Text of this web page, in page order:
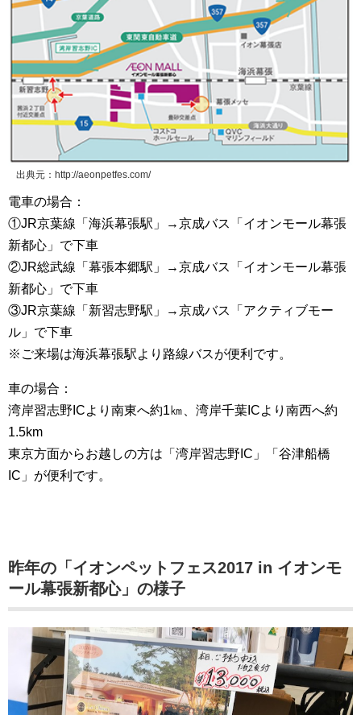
出典元：http://aeonpetfes.com/
電車の場合：
①JR京葉線「海浜幕張駅」→京成バス「イオンモール幕張
新都心」で下車
②JR総武線「幕張本郷駅」→京成バス「イオンモール幕張
新都心」で下車
③JR京葉線「新習志野駅」→京成バス「アクティブモー
ル」で下車
※ご来場は海浜幕張駅より路線バスが便利です。
車の場合：
湾岸習志野ICより南東へ約1㎞、湾岸千葉ICより南西へ約
1.5km
東京方面からお越しの方は「湾岸習志野IC」「谷津船橋
IC」が便利です。
昨年の「イオンペットフェス2017 in イオンモ
ール幕張新都心」の様子